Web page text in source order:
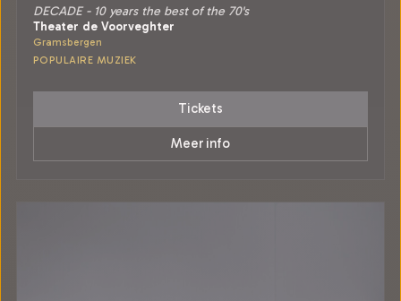
DECADE - 10 years the best of the 70's
Theater de Voorveghter
Gramsbergen
POPULAIRE MUZIEK
Tickets
Meer info